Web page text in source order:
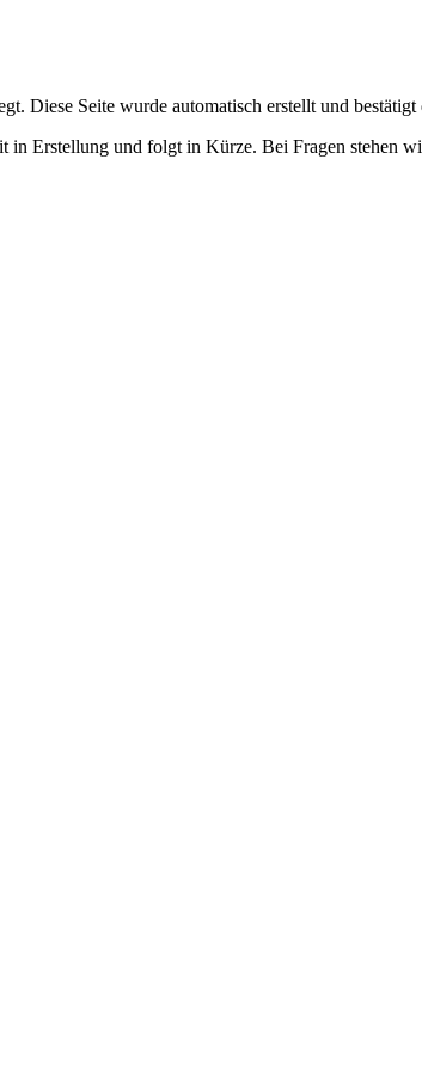
Diese Seite wurde automatisch erstellt und
in Erstellung und folgt in Kürze. Bei Fragen stehen